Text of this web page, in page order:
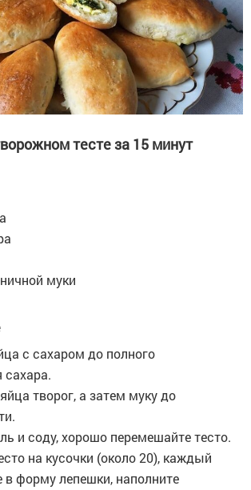
тесте за 15 минут
муки
с сахаром до полного
сахара.
творог, а затем муку до
и соду, хорошо перемешайте тесто.
на кусочки (около 20), каждый
форму лепешки, наполните